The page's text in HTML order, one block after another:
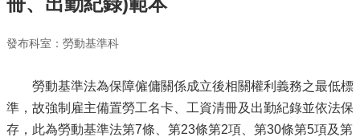
發布科室：勞動基準科
勞動基準法為保障僱傭關係成立後相關權利義務之最低標
準，故強制雇主備置勞工名卡、工資清冊及出勤紀錄並依法保
存，此為勞動基準法第7條、第23條第2項、第30條第5項及第